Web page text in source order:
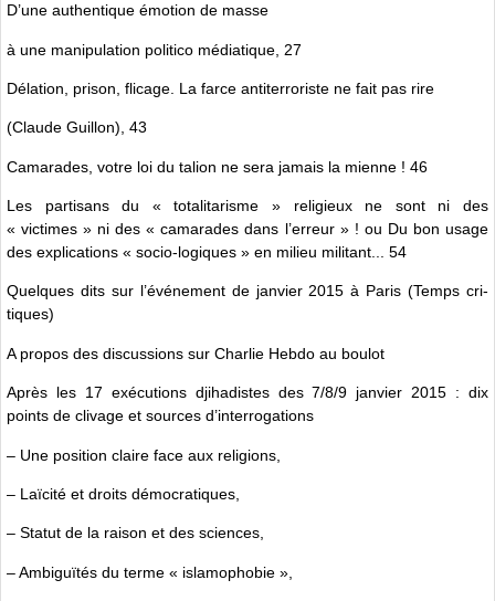
D’une authentique émotion de masse
à une manipulation politico médiatique, 27
Délation, prison, flicage. La farce antiterroriste ne fait pas rire
(Claude Guillon), 43
Camarades, votre loi du talion ne sera jamais la mienne ! 46
Les partisans du « totalitarisme » religieux ne sont ni des
« victimes » ni des « camarades dans l’erreur » ! ou Du bon usage
des explications « socio-logiques » en milieu militant... 54
Quelques dits sur l’événement de janvier 2015 à Paris (Temps cri-
tiques)
A propos des discussions sur Charlie Hebdo au boulot
Après les 17 exécutions djihadistes des 7/8/9 janvier 2015 : dix
points de clivage et sources d’interrogations
– Une position claire face aux religions,
– Laïcité et droits démocratiques,
– Statut de la raison et des sciences,
– Ambiguïtés du terme « islamophobie »,